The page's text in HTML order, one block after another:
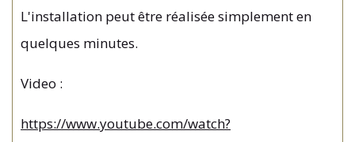
L'installation peut être réalisée simplement en
quelques minutes.
Video :
https://www.youtube.com/watch?